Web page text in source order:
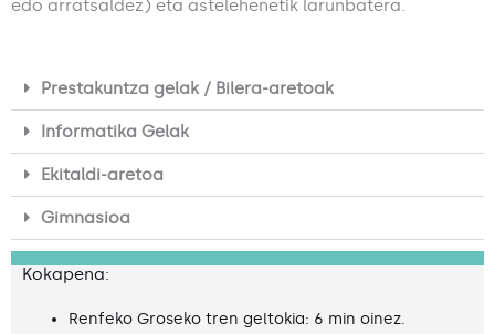
edo arratsaldez) eta astelehenetik larunbatera.
Prestakuntza gelak / Bilera-aretoak
Informatika Gelak
Ekitaldi-aretoa
Gimnasioa
Kokapena:
Renfeko Groseko tren geltokia: 6 min oinez.